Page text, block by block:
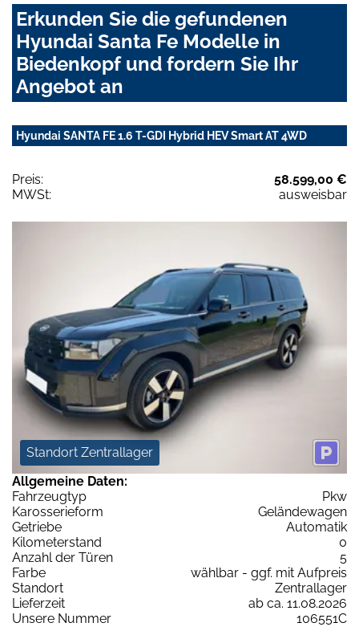
Erkunden Sie die gefundenen
Hyundai Santa Fe Modelle in
Biedenkopf und fordern Sie Ihr
Angebot an
Hyundai SANTA FE 1.6 T-GDI Hybrid HEV Smart AT 4WD
Preis:
58.599,00 €
MWSt:
ausweisbar
Standort Zentrallager
Allgemeine Daten:
Fahrzeugtyp
Pkw
Karosserieform
Geländewagen
Getriebe
Automatik
Kilometerstand
0
Anzahl der Türen
5
Farbe
wählbar - ggf. mit Aufpreis
Standort
Zentrallager
Lieferzeit
ab ca. 11.08.2026
Unsere Nummer
106551C